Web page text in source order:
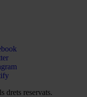
drets reservats.